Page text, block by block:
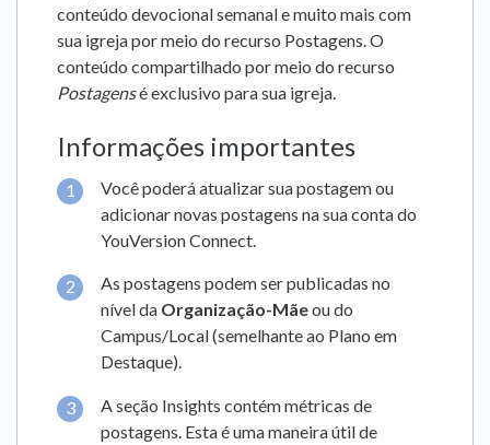
conteúdo devocional semanal e muito mais com
sua igreja por meio do recurso Postagens. O
conteúdo compartilhado por meio do recurso
Postagensé exclusivo para sua igreja.
Informações importantes
Você poderá atualizar sua postagem ou
adicionar novas postagens na sua conta do
YouVersion Connect.
As postagens podem ser publicadas no
nível da Organização-Mãeou do
Campus/Local (semelhante ao Plano em
Destaque).
A seção Insights contém métricas de
postagens. Esta é uma maneira útil de